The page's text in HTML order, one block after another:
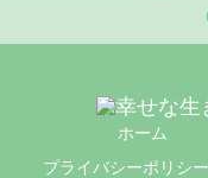
ホーム
プライバシーポリシ